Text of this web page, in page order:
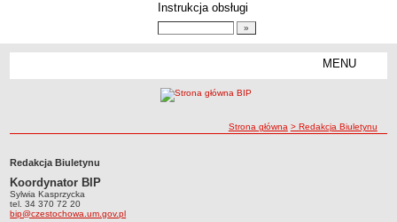
Instrukcja obsługi
MENU
Techniczne Zakłady Naukowe
PRZEDSZKOLA
Przedszkola Miejskie
ścieżka nawigacji
Strona główna > Redakcja Biuletynu
Redakcja Biuletynu
Koordynator BIP
Sylwia Kasprzycka
tel. 34 370 72 20
bip@czestochowa.um.gov.pl